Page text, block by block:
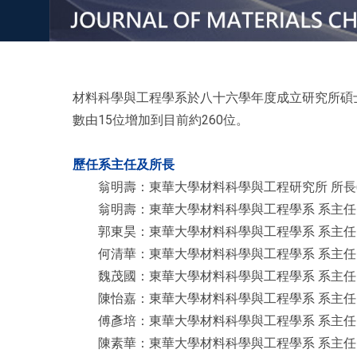
材料科學與工程學系於八十六學年度成立研究所
數由15位增加到目前約260位。
歷任系主任及所長
翁明壽：東華大學材料科學與工程研究所 所長
翁明壽：東華大學材料科學與工程學系 系主任
郭東昊：東華大學材料科學與工程學系 系主任
何清華：東華大學材料科學與工程學系 系主任
魏茂國：東華大學材料科學與工程學系 系主任
陳怡嘉：東華大學材料科學與工程學系 系主任
傅彥培：東華大學材料科學與工程學系 系主任
陳素華：東華大學材料科學與工程學系 系主任